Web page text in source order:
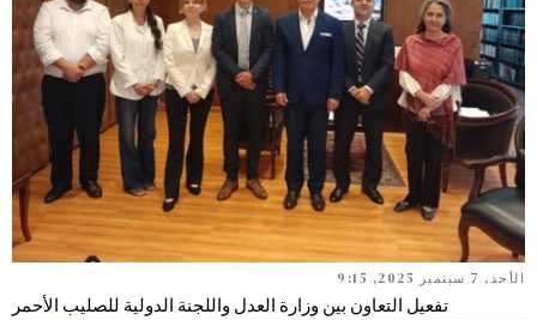
الأحد, 7 سبتمبر 2025, 9:15
تفعيل التعاون بين وزارة العدل واللجنة الدولية للصليب الأحمر